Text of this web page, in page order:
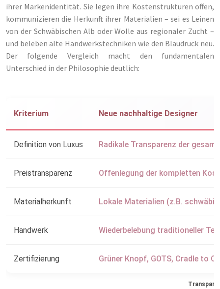
ihrer Markenidentität. Sie legen ihre Kostenstrukturen offen,
kommunizieren die Herkunft ihrer Materialien – sei es Leinen
von der Schwäbischen Alb oder Wolle aus regionaler Zucht –
und beleben alte Handwerkstechniken wie den Blaudruck neu.
Der folgende Vergleich macht den fundamentalen
Unterschied in der Philosophie deutlich:
Kriterium Neue nachhaltige Designer
Definition von Luxus Radikale Transparenz der
Preistransparenz Offenlegung der kompletten
Materialherkunft Lokale Materialien (z.B.
Handwerk Wiederbelebung traditioneller
Zertifizierung Grüner Knopf, GOTS, Cradle to